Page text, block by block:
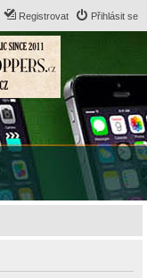
Přihlásit se
Registrovat